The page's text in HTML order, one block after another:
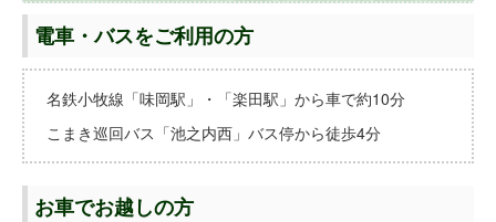
電車・バスをご利用の方
名鉄小牧線「味岡駅」・「楽田駅」から車で約10分
こまき巡回バス「池之内西」バス停から徒歩4分
お車でお越しの方